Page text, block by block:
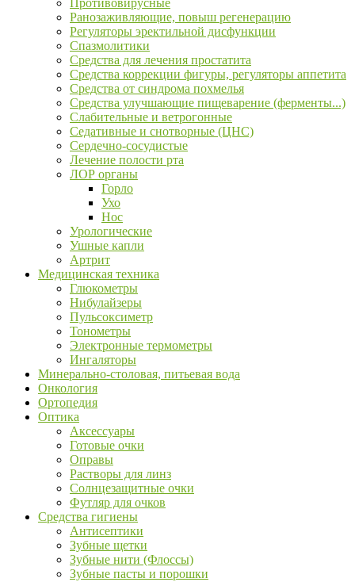
Противовирусные
Ранозаживляющие, повыш регенерацию
Регуляторы эректильной дисфункции
Спазмолитики
Средства для лечения простатита
Средства коррекции фигуры, регуляторы аппетита
Средства от синдрома похмелья
Средства улучшающие пищеварение (ферменты...)
Слабительные и ветрогонные
Седативные и снотворные (ЦНС)
Сердечно-сосудистые
Лечение полости рта
ЛОР органы
Горло
Ухо
Нос
Урологические
Ушные капли
Артрит
Медицинская техника
Глюкометры
Нибулайзеры
Пульсоксиметр
Тонометры
Электронные термометры
Ингаляторы
Минерально-столовая, питьевая вода
Онкология
Ортопедия
Оптика
Аксессуары
Готовые очки
Оправы
Растворы для линз
Солнцезащитные очки
Футляр для очков
Средства гигиены
Антисептики
Зубные щетки
Зубные нити (Флоссы)
Зубные пасты и порошки